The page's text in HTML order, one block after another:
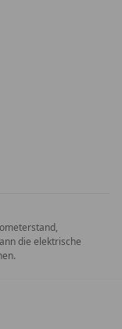
die elektrische